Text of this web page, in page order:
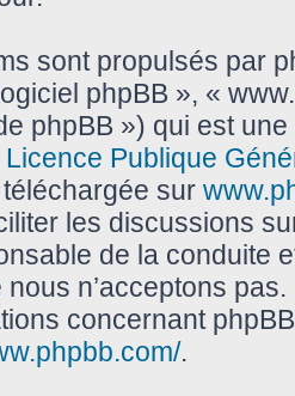
sont propulsés par
phpBB », «
phpBB ») qui est
Licence Publique
sur
les discussions
de la conduite
nous n’acceptons
concernant
.